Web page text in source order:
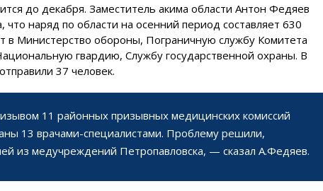
до декабря. Заместитель акима области Антон Федяев
наряд по области на осенний период составляет 630
в Министерство обороны, Пограничную службу Комитета
гвардию, Службу государственной охраны. В
37 человек.
11 районных призывных медицинских комиссий
13 врачами-специалистами. Проблему решили,
из медучреждений Петропавловска, — сказал А.Федяев.